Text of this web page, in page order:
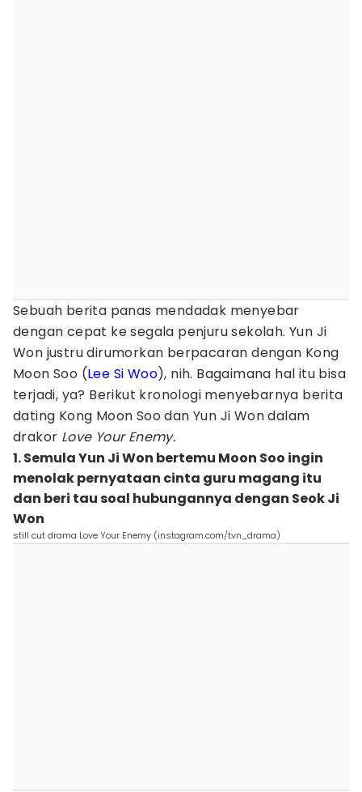
Sebuah berita panas mendadak menyebar
dengan cepat ke segala penjuru sekolah. Yun Ji
Won justru dirumorkan berpacaran dengan Kong
Moon Soo (Lee Si Woo), nih. Bagaimana hal itu bisa
terjadi, ya? Berikut kronologi menyebarnya berita
dating Kong Moon Soo dan Yun Ji Won dalam
drakor Love Your Enemy.
1. Semula Yun Ji Won bertemu Moon Soo ingin
menolak pernyataan cinta guru magang itu
dan beri tau soal hubungannya dengan Seok Ji
Won
still cut drama Love Your Enemy (instagram.com/tvn_drama)